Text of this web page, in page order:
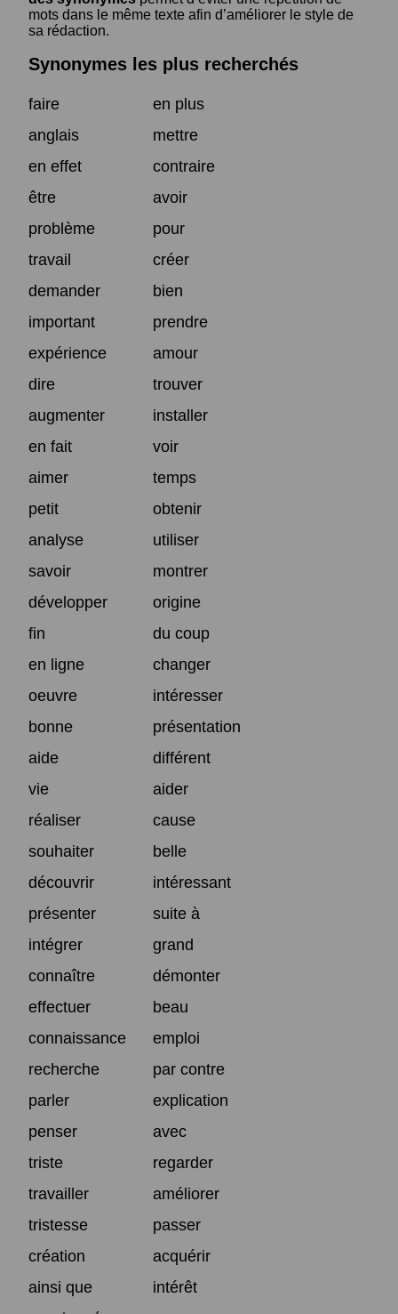
mots dans le même texte afin d’améliorer le style de
sa rédaction.
Synonymes les plus recherchés
faire
en plus
anglais
mettre
en effet
contraire
être
avoir
problème
pour
travail
créer
demander
bien
important
prendre
expérience
amour
dire
trouver
augmenter
installer
en fait
voir
aimer
temps
petit
obtenir
analyse
utiliser
savoir
montrer
développer
origine
fin
du coup
en ligne
changer
oeuvre
intéresser
bonne
présentation
aide
différent
vie
aider
réaliser
cause
souhaiter
belle
découvrir
intéressant
présenter
suite à
intégrer
grand
connaître
démonter
effectuer
beau
connaissance
emploi
recherche
par contre
parler
explication
penser
avec
triste
regarder
travailler
améliorer
tristesse
passer
création
acquérir
ainsi que
intérêt